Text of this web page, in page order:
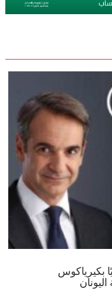
بكيرياكوس